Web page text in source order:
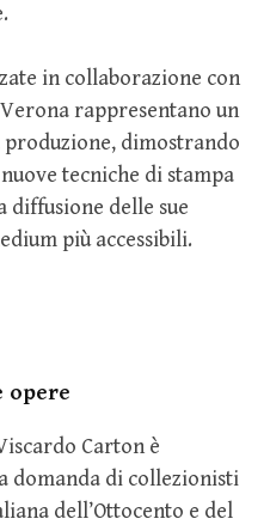
in collaborazione con
rappresentano un
dimostrando
tecniche di stampa
diffusione delle sue
più accessibili.
opere
Carton è
domanda di collezionisti
dell’Ottocento e del